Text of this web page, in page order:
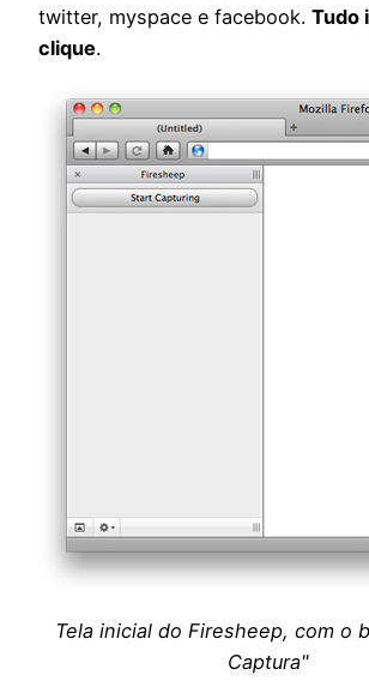
twitter, myspace e facebook. Tudo
clique.
Tela inicial do Firesheep, com o
Captura"